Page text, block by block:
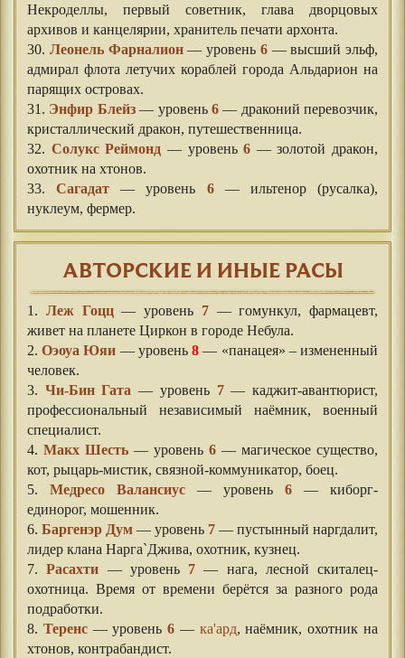
Некроделлы, первый советник, глава дворцовых
архивов и канцелярии, хранитель печати архонта.
30. Леонель Фарналион— уровень 6— высший эльф,
адмирал флота летучих кораблей города Альдарион на
парящих островах.
31. Энфир Блейз— уровень 6— драконий перевозчик,
кристаллический дракон, путешественница.
32. Солукс Реймонд — уровень6 — золотой дракон,
охотник на хтонов.
33.Сагадат — уровень 6— ильтенор (русалка),
нуклеум, фермер.
АВТОРСКИЕ И ИНЫЕ РАСЫ
1. Леж Гоцц— уровень 7— гомункул, фармацевт,
живет на планете Циркон в городе Небула.
2.Оэоуа Юяи — уровень8 — «панацея» – измененный
человек.
3. Чи-Бин Гата — уровень 7— каджит-авантюрист,
профессиональный независимый наёмник, военный
специалист.
4. Макх Шесть — уровень 6 — магическое существо,
кот, рыцарь-мистик, связной-коммуникатор, боец.
5. Медресо Валансиус — уровень 6 — киборг-
единорог, мошенник.
6. Баргенэр Дум — уровень 7 — пустынный наргдалит,
лидер клана Нарга`Джива, охотник, кузнец.
7.Расахти — уровень 7 — нага, лесной скиталец-
охотница. Время от времени берётся за разного рода
подработки.
8. Теренс— уровень6 — ка'ард, наёмник, охотник на
хтонов, контрабандист.